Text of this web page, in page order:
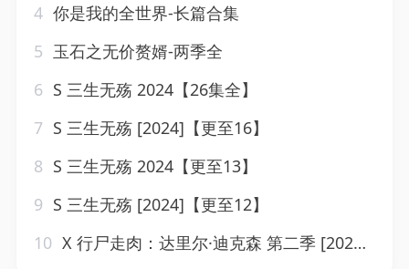
4 你是我的全世界-长篇合集
5 玉石之无价赘婿-两季全
6 S 三生无殇 2024【26集全】
7 S 三生无殇 [2024]【更至16】
8 S 三生无殇 2024【更至13】
9 S 三生无殇 [2024]【更至12】
10 X 行尸走肉：达里尔·迪克森 第二季 [2024]【更至02】[美国 恐怖][附行尸走肉 系列全部]